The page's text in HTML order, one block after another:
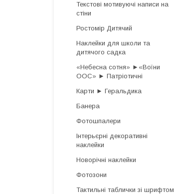
Текстові мотивуючі написи на
стіни
Ростомір Дитячий
Наклейки для школи та
дитячого садка
«Небесна сотня» ►«Воїни
ООС» ► Патріотичні
Карти ► Геральдика
Банера
Фотошпалери
Інтерьєрні декоративні
наклейки
Новорічні наклейки
Фотозони
Тактильні таблички зі шрифтом